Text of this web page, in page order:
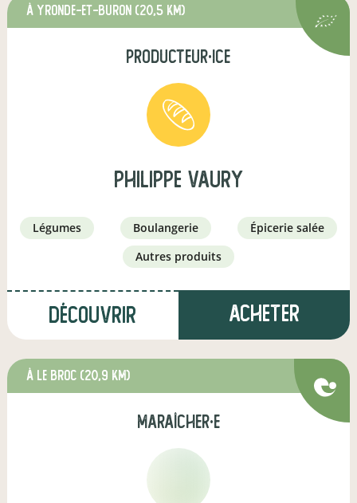
à Yronde-et-Buron (20,5 km)
producteur·ice
Philippe vaury
légumes boulangerie
épicerie salée
autres produits
Découvrir Acheter
à Le Broc (20,9 km)
maraîcher·e